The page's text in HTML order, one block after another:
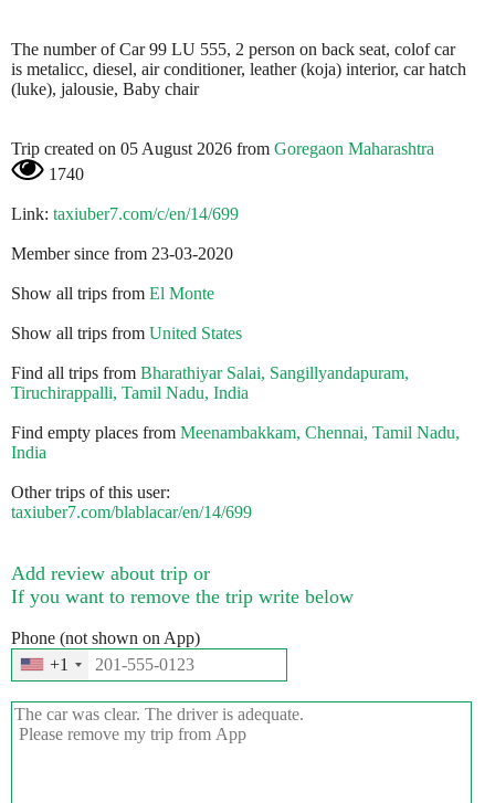
The number of Car 99 LU 555, 2 person on back seat, colof car
is metalicc, diesel, air conditioner, leather (koja) interior, car hatch
(luke), jalousie, Baby chair
Trip created on 05 August 2026 from Goregaon Maharashtra
1740
Link: taxiuber7.com/c/en/14/699
Member since from 23-03-2020
Show all trips from El Monte
Show all trips from United States
Find all trips from Bharathiyar Salai, Sangillyandapuram,
Tiruchirappalli, Tamil Nadu, India
Find empty places from Meenambakkam, Chennai, Tamil Nadu,
India
Other trips of this user:
taxiuber7.com/blablacar/en/14/699
Add review about trip or
If you want to remove the trip write below
Phone (not shown on App)
+1